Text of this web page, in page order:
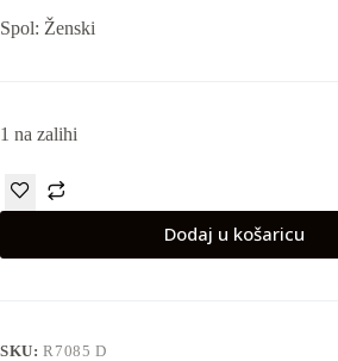
Spol: Ženski
1 na zalihi
Dodaj u košaricu
SKU:R7085 D